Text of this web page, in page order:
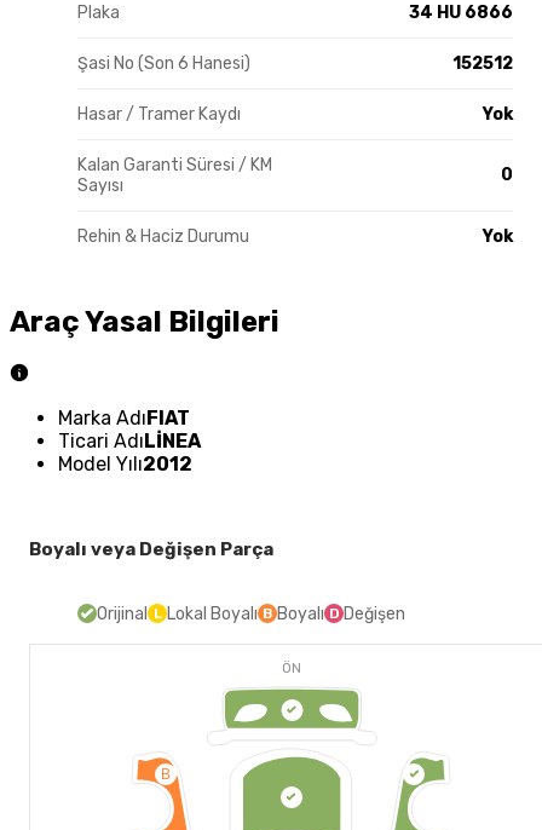
Plaka 34 HU 6866
Şasi No (Son 6 Hanesi) 152512
Hasar / Tramer Kaydı Yok
Kalan Garanti Süresi / KM
Sayısı
0
Rehin & Haciz Durumu Yok
Araç Yasal Bilgileri
Marka AdıFIAT
Ticari AdıLİNEA
Model Yılı2012
Boyalı veya Değişen Parça
Orijinal L Lokal Boyalı B Boyalı D Değişen
ÖN
B